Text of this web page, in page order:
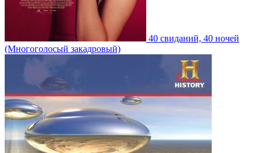
40 свиданий, 40 ночей
(Многоголосый закадровый)